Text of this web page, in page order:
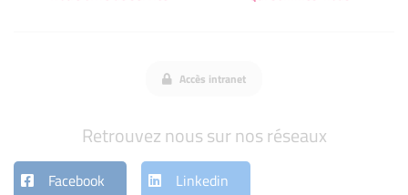
Accès intranet
Retrouvez nous sur nos réseaux
Facebook Linkedin